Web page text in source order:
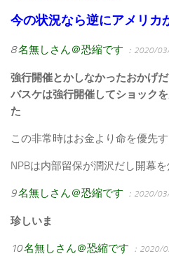
今の状況なら逆にアメリカ
8名無しさん＠恐縮です ：2020/
強行開催とかしなかったおかげ
バスケは強行開催してショック
た
この非常時はお金より命を優先
NPBは内部留保が潤沢だし開幕
9名無しさん＠恐縮です ：2020/
珍しいま
10名無しさん＠恐縮です ：2020/